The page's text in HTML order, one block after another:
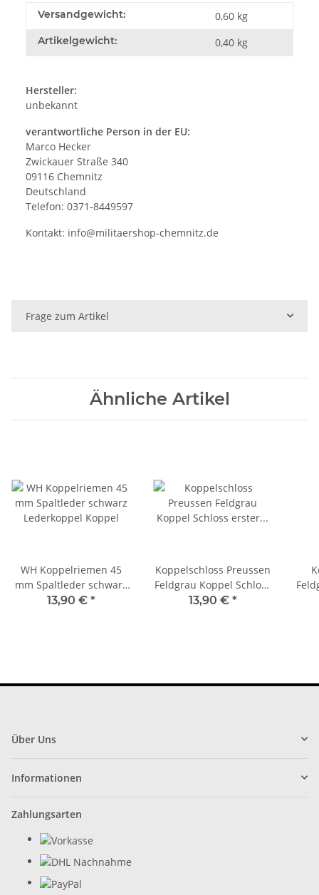
Versandgewicht: 0,60 kg
Artikelgewicht: 0,40 kg
Hersteller:
unbekannt
verantwortliche Person in der EU:
Marco Hecker
Zwickauer Straße 340
09116 Chemnitz
Deutschland
Telefon: 0371-8449597
Kontakt: info@militaershop-chemnitz.de
Frage zum Artikel
Ähnliche Artikel
WH Koppelriemen 45
mm Spaltleder schwarz
Lederkoppel Koppel
13,90 € *
Koppelschloss Preussen
Feldgrau Koppel Schloss
erster Weltkrieg
13,90 € *
Über Uns
Informationen
Zahlungsarten